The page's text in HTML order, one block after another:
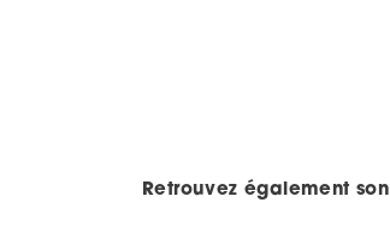
Retrouvez également son